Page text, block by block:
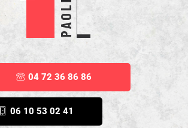
04 72 36 86 86
06 10 53 02 41